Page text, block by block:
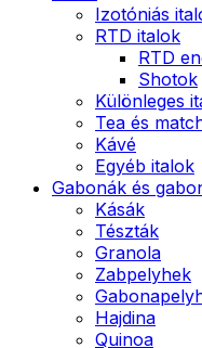
Izotóniás
RTD italok
RTD
Shotok
Különleges
Tea és
Kávé
Egyéb italok
Gabonák és
Kásák
Tészták
Granola
Zabpelyhek
Hajdina
Quinoa